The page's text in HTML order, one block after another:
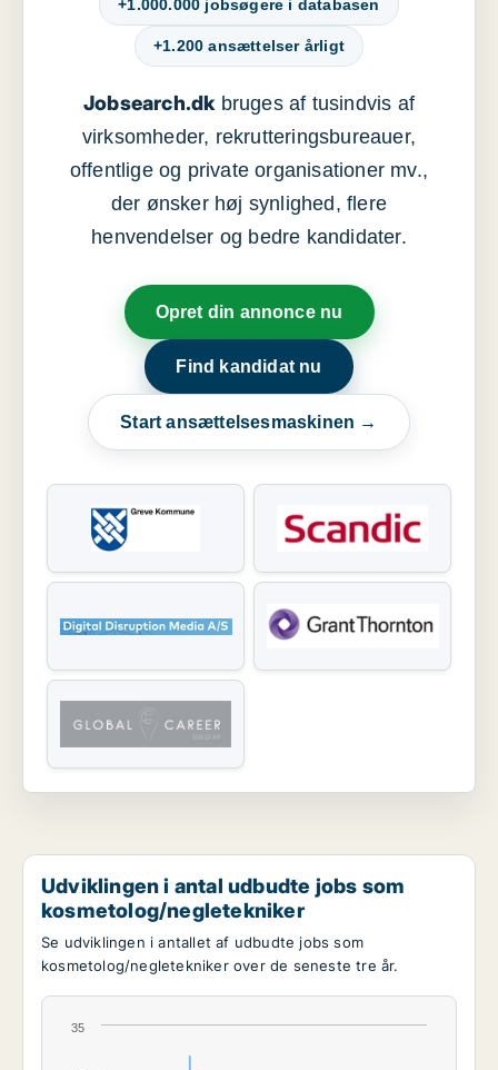
+1.000.000 jobsøgere i databasen
+1.200 ansættelser årligt
Jobsearch.dkbruges af tusindvis af
virksomheder, rekrutteringsbureauer,
offentlige og private organisationer mv.,
der ønsker høj synlighed, flere
henvendelser og bedre kandidater.
Opret din annonce nu
Find kandidat nu
Start ansættelsesmaskinen →
Udviklingen i antal udbudte jobs som
kosmetolog/negletekniker
Se udviklingen i antallet af udbudte jobs som
kosmetolog/negletekniker over de seneste tre år.
35